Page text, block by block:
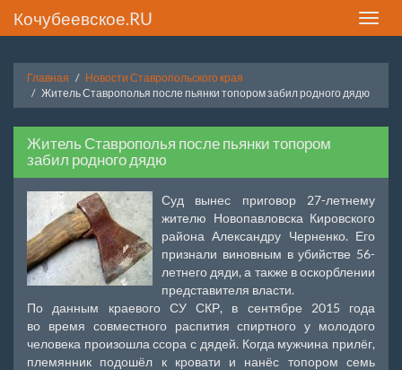
Toggle
Кочубеевское.RU
Главная
Новости Ставропольского края
Житель Ставрополья после пьянки топором забил родного дядю
Житель Ставрополья после пьянки топором
забил родного дядю
Суд вынес приговор 27-летнему
жителю Новопавловска Кировского
района Александру Черненко. Его
признали виновным в убийстве 56-
летнего дяди, а также в оскорблении
представителя власти.
По данным краевого СУ СКР, в сентябре 2015 года
во время совместного распития спиртного у молодого
человека произошла ссора с дядей. Когда мужчина прилёг,
племянник подошёл к кровати и нанёс топором семь